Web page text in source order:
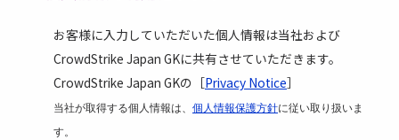
お客様に入力していただいた個人情報は当社および
CrowdStrike Japan GKに共有させていただきます。
CrowdStrike Japan GKの［Privacy Notice］
当社が取得する個人情報は、 個人情報保護方針に従い取り扱いま
す。